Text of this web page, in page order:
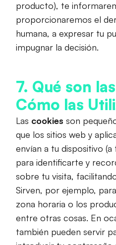
producto), te
proporcionaremos el
humana, a expresar tu
impugnar la decisión.
7. Qué son
Cómo las
Las cookies son
que los sitios web y
envían a tu dispositivo
para identificarte y
sobre tu visita,
Sirven, por ejemplo,
zona horaria o los
entre otras cosas. En
también pueden servir